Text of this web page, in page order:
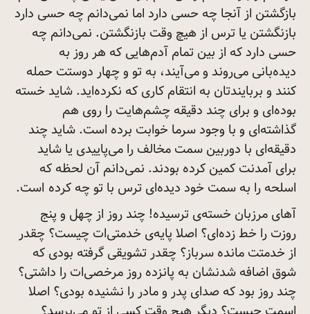
بازگشتن از آنجا چه حسی دارد اما نمی‌دانم چه حسی دارد
بازنگشتن یا ترس از هیچ وقت بازنگشتن. نمی‌دانم چه
حسی دارد که از بین تمام آدم‌هایی که هر روز به
دیده‌بانی می‌روند و می‌آیند، به تو و چهار دوستت حمله
کنند و بربایندتان به انتقام کاری که نکرده‌اید. شاید خسته
بوده‌ای و برای چند دقیقه چشم‌هایت را روی هم
گذاشته‌ای و با وجود سرما خوابت برده است. شاید چند
دقیقه‌ای با دوربین سمت مخالف را می‌پاییدی یا شاید
برای آمدنت کمین کرده بودند. نمی‌دانم آن لحظه که
اسلحه را به سمت خود دیده‌ای ترس با تو چه کرده است.
آهای مرزبان خسته‌ی ترسیده! چند روز از چهل و پنج
روزت را خط زده‌ای؟ اصلا پایه‌ی خدمتی‌ات چیست؟ چقدر
از خدمتت مانده سرباز؟ چقدر تشویقی گرفته بودی که
شوق اضافه شدنشان به پانزده روز مرخصی‌ات را داشتی؟
چند روز بود که صدای پدر و مادر را نشنیده بودی؟ اصلا